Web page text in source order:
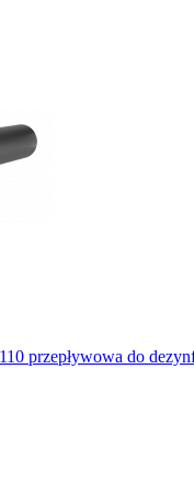
przepływowa do